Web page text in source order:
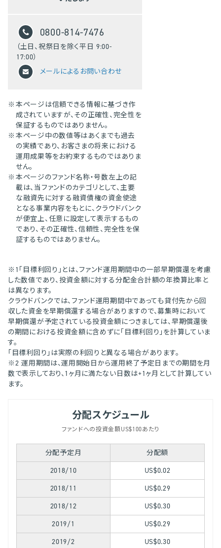
0800-814-7476
（土日、祝祭日を除く平日 9:00-
17:00）
メールによるお問い合わせ
※ 本ページは信頼できる情報に基づき作
成されていますが、その正確性、完全性を
保証するものではありません。
※ 本ページ中の数値等はあくまでも過去
の実績であり、お客さまの将来における
運用成果等をお約束するものではありま
せん。
※ 本ページのファンド名称・号数左上の記
載は、当ファンドのカテゴリとして、主要
な融資先に対する融資債権の資金使途
となる事業内容をもとに、クラウドバンク
が便宜上、任意に設定して表示するもの
であり、その正確性、信頼性、完全性を保
証するものではありません。
※1「目標利回り」とは、ファンド運用期間中の一部早期償還を考慮
した数値であり、投資金額に対する分配金合計額の年換算比率と
は異なります。
クラウドバンクでは、ファンド運用期間中であっても貸付先から回
収した資金を早期償還する場合がありますので、募集時において
早期償還が予定されている投資金額につきましては、早期償還後
の期間における投資金額に含めずに「目標利回り」を計算していま
す。
「目標利回り」は実際の利回りと異なる場合があります。
※2 運用期間は、運用開始日から運用終了予定日までの期間を月
数で表示しており、1ヶ月に満たない日数は+1ヶ月として計算してい
ます。
分配スケジュール
ファンドへの投資金額US$100あたり
分配予定月
分配額
2018/10
US$0.02
2018/11
US$0.29
2018/12
US$0.30
2019/1
US$0.29
2019/2
US$0.30